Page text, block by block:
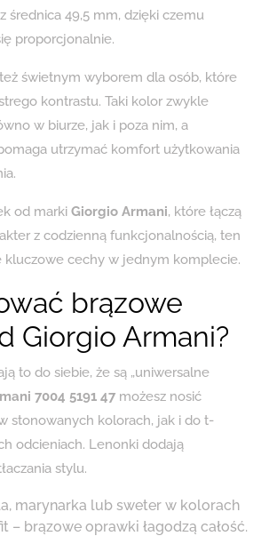
średnica 49,5 mm, dzięki czemu
proporcjonalnie.
świetnym wyborem dla osób, które
kontrastu. Taki kolor zwykle
w biurze, jak i poza nim, a
utrzymać komfort użytkowania
od marki Giorgio Armani, które łączą
z codzienną funkcjonalnością, ten
kluczowe cechy w jednym komplecie.
brązowe
Giorgio Armani?
to do siebie, że są „uniwersalne
7004 5191 47 możesz nosić
stonowanych kolorach, jak i do t-
odcieniach. Lenonki dodają
stylu.
marynarka lub sweter w kolorach
– brązowe oprawki łagodzą całość.